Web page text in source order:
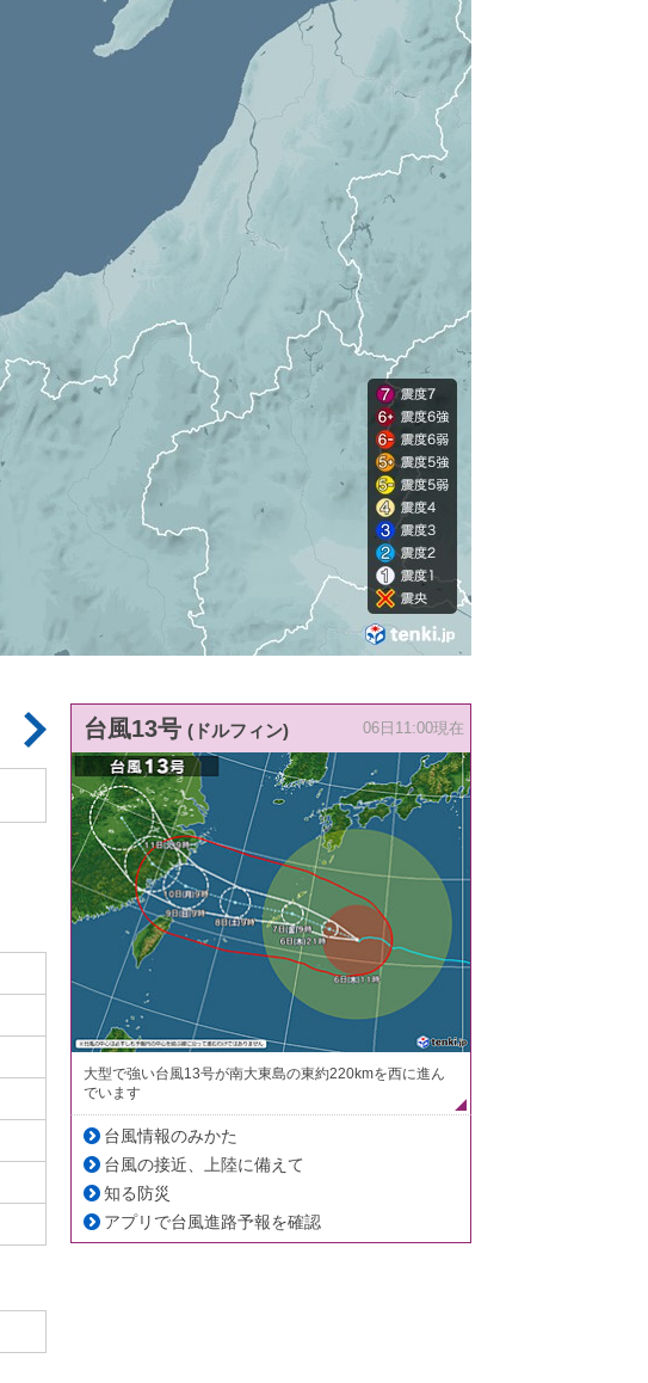
台風13号 (ドルフィン) 06日11:00現在
大型で強い台風13号が南大東島の東約220kmを西に進ん
でいます
台風情報のみかた
台風の接近、上陸に備えて
知る防災
アプリで台風進路予報を確認